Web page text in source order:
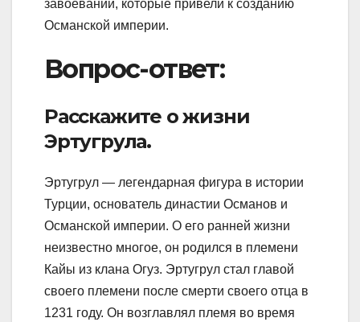
завоеваний, которые привели к созданию
Османской империи.
Вопрос-ответ:
Расскажите о жизни
Эртугрула.
Эртугрул — легендарная фигура в истории
Турции, основатель династии Османов и
Османской империи. О его ранней жизни
неизвестно многое, он родился в племени
Кайы из клана Огуз. Эртугрул стал главой
своего племени после смерти своего отца в
1231 году. Он возглавлял племя во время